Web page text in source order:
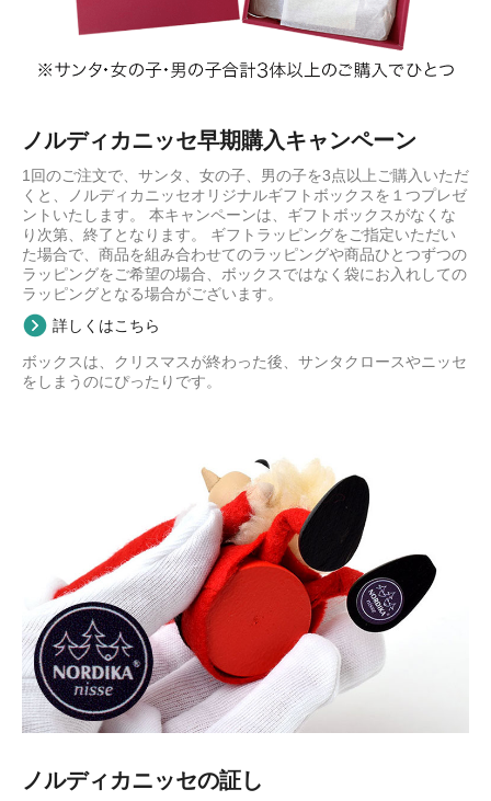
ノルディカニッセ早期購入キャンペーン
1回のご注文で、サンタ、女の子、男の子を3点以上ご購入いただ
くと、ノルディカニッセオリジナルギフトボックスを１つプレゼ
ントいたします。 本キャンペーンは、ギフトボックスがなくな
り次第、終了となります。 ギフトラッピングをご指定いただい
た場合で、商品を組み合わせてのラッピングや商品ひとつずつの
ラッピングをご希望の場合、ボックスではなく袋にお入れしての
ラッピングとなる場合がございます。
詳しくはこちら
ボックスは、クリスマスが終わった後、サンタクロースやニッセ
をしまうのにぴったりです。
ノルディカニッセの証し